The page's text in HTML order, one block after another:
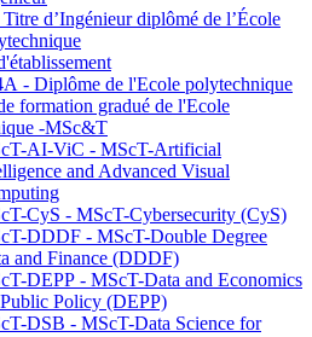
d’Ingénieur diplômé de l’École
- Diplôme de l'Ecole polytechnique
formation gradué de l'Ecole
-MSc&T
AI-ViC - MScT-Artificial
and Advanced Visual
CyS - MScT-Cybersecurity (CyS)
DDDF - MScT-Double Degree
and Finance (DDDF)
DEPP - MScT-Data and Economics
Policy (DEPP)
DSB - MScT-Data Science for